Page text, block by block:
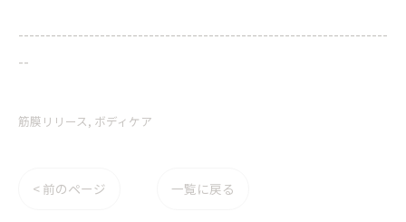
--------------------------------------------------------------------
--
筋膜リリース ボディケア
< 前のページ 一覧に戻る